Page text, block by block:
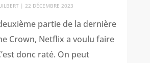
| 22 DÉCEMBRE 2023
partie de la dernière
Crown, Netflix a voulu faire
donc raté. On peut